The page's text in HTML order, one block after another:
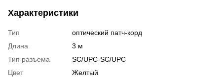
Характеристики
Тип
оптический патч-корд
Длина
3 м
Тип разъема
SC/UPC-SC/UPC
Цвет
Желтый